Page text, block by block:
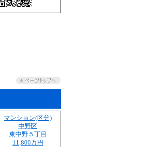
マンション(区分)
中野区
東中野５丁目
11,800万円